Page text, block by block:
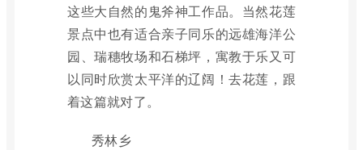
这些大自然的鬼斧神工作品。当然花莲
景点中也有适合亲子同乐的远雄海洋公
园、瑞穗牧场和石梯坪，寓教于乐又可
以同时欣赏太平洋的辽阔！去花莲，跟
着这篇就对了。
秀林乡